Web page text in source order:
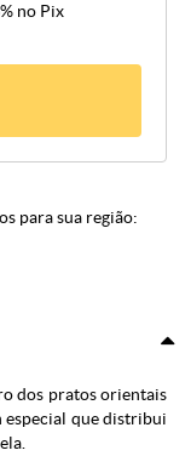
no Pix
para sua região:
dos pratos orientais
especial que distribui